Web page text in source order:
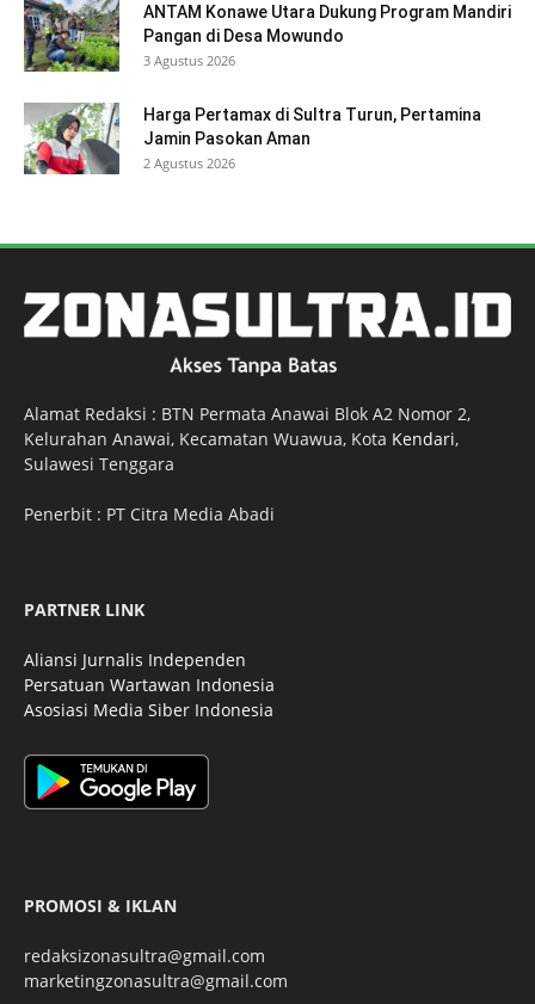
ANTAM Konawe Utara Dukung Program Mandiri
Pangan di Desa Mowundo
3 Agustus 2026
Harga Pertamax di Sultra Turun, Pertamina
Jamin Pasokan Aman
2 Agustus 2026
Alamat Redaksi : BTN Permata Anawai Blok A2 Nomor 2,
Kelurahan Anawai, Kecamatan Wuawua, Kota Kendari,
Sulawesi Tenggara
Penerbit : PT Citra Media Abadi
PARTNER LINK
Aliansi Jurnalis Independen
Persatuan Wartawan Indonesia
Asosiasi Media Siber Indonesia
PROMOSI & IKLAN
redaksizonasultra@gmail.com
marketingzonasultra@gmail.com